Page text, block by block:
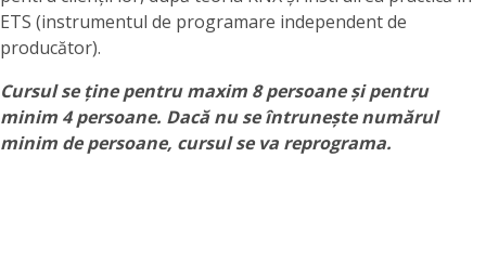
ETS (instrumentul de programare independent de
producător).
Cursul se ține pentru maxim 8 persoane și pentru
minim 4 persoane. Dacă nu se întrunește numărul
minim de persoane, cursul se va reprograma.